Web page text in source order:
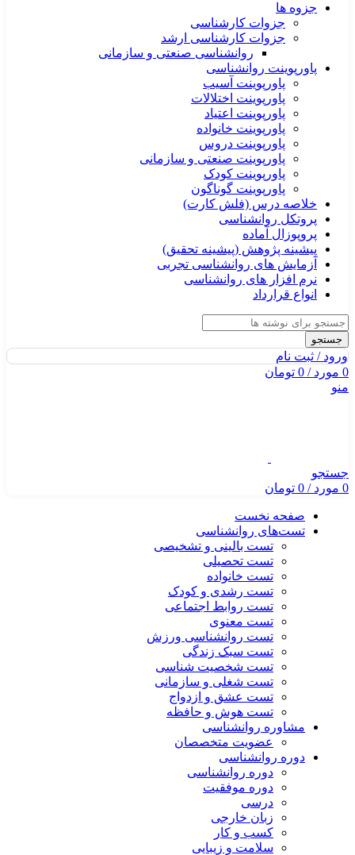
جزوه ها
جزوات کارشناسی
جزوات کارشناسی ارشد
روانشناسی صنعتی و سازمانی
پاورپوینت روانشناسی
پاورپوینت آسیب
پاورپوینت اختلالات
پاورپوینت اعتیاد
پاورپوینت خانواده
پاورپوینت دروس
پاورپوینت صنعتی و سازمانی
پاورپوینت کودک
پاورپوینت گوناگون
خلاصه درس (فلش کارت)
پروتکل روانشناسی
پروپوزال آماده
پیشینه پژوهش (پیشینه تحقیق)
آزمایش های روانشناسی تجربی
نرم افزار های روانشناسی
انواع قرارداد
جستجو
ورود / ثبت نام
0 مورد/
0 تومان
منو
جستجو
0 مورد/
0 تومان
صفحه نخست
تست‌های روانشناسی
تست بالینی و تشخیصی
تست تحصیلی
تست خانواده
تست رشدی و کودک
تست روابط اجتماعی
تست معنوی
تست روانشناسی ورزش
تست سبک زندگی
تست شخصیت شناسی
تست شغلی و سازمانی
تست عشق و ازدواج
تست هوش و حافظه
مشاوره روانشناسی
عضویت متخصصان
دوره روانشناسی
دوره روانشناسی
دوره موفقیت
درسی
زبان خارجی
کسب و کار
سلامت و زیبایی